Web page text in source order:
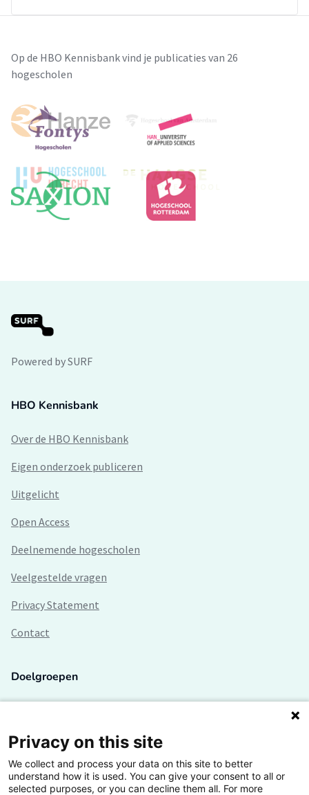
Op de HBO Kennisbank vind je publicaties van 26
hogescholen
Powered by SURF
HBO Kennisbank
Over de HBO Kennisbank
Eigen onderzoek publiceren
Uitgelicht
Open Access
Deelnemende hogescholen
Veelgestelde vragen
Privacy Statement
Contact
Doelgroepen
Lectoren en onderzoekers
Bedrijven
Privacy on this site
We collect and process your data on this site to better
understand how it is used. You can give your consent to all or
selected purposes, or you can decline them all. For more